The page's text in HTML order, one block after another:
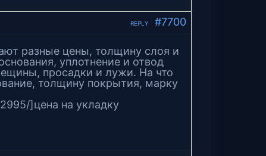
#7700
REPLY
разные цены, толщину слоя и
уплотнение и отвод
просадки и лужи. На что
толщину покрытия, марку
]цена на укладку